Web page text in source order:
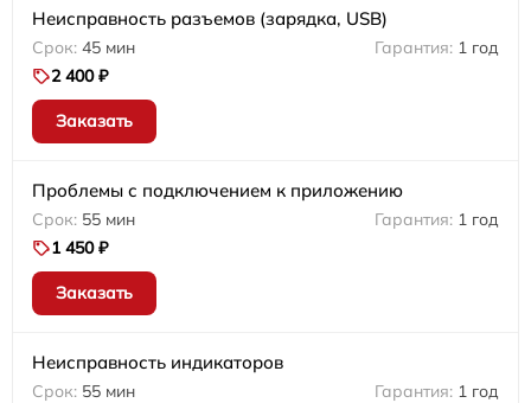
Неисправность разъемов (зарядка, USB)
45 мин
1 год
2 400 ₽
Заказать
Проблемы с подключением к приложению
55 мин
1 год
1 450 ₽
Заказать
Неисправность индикаторов
55 мин
1 год